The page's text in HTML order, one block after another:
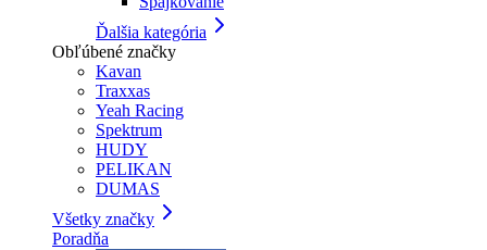
Ďalšia kategória
Obľúbené značky
Kavan
Traxxas
Yeah Racing
Spektrum
HUDY
PELIKAN
DUMAS
Všetky značky
Poradňa